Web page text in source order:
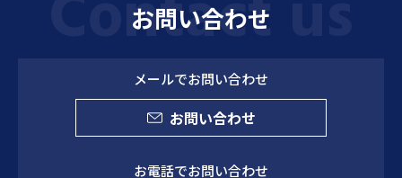
お問い合わせ
メールでお問い合わせ
お問い合わせ
お電話でお問い合わせ